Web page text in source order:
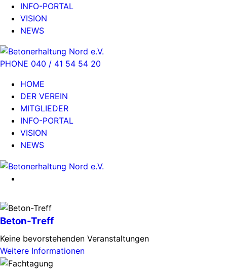
INFO-PORTAL
VISION
NEWS
PHONE 040 / 41 54 54 20
HOME
DER VEREIN
MITGLIEDER
INFO-PORTAL
VISION
NEWS
Beton-Treff
Keine bevorstehenden Veranstaltungen
Weitere Informationen